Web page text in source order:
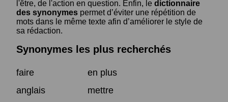
l'être, de l'action en question. Enfin, le dictionnaire
des synonymes permet d’éviter une répétition de
mots dans le même texte afin d’améliorer le style de
sa rédaction.
Synonymes les plus recherchés
faire
en plus
anglais
mettre